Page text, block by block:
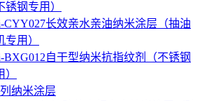
锈钢专用）
CYY027长效亲水亲油纳米涂层（抽油
专用）
BXG012自干型纳米抗指纹剂（不锈钢
纳米涂层